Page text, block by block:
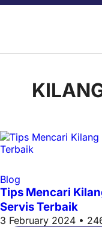
Blog
Tips Mencari
Servis Terbaik
3 February 2024 •